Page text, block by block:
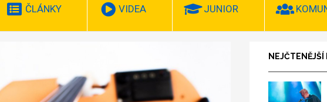
ČLÁNKY VIDEA JUNIOR
NEJČTENĚJŠÍ